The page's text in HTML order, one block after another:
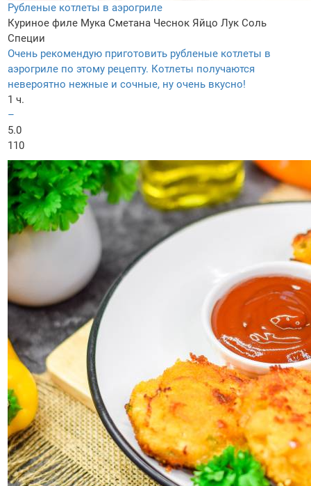
Рубленые котлеты в аэрогриле
Куриное филе Мука Сметанa Чеснок Яйцо Лук Соль
Специи
Очень рекомендую приготовить рубленые котлеты в
аэрогриле по этому рецепту. Котлеты получаются
невероятно нежные и сочные, ну очень вкусно!
1 ч.
–
5.0
110